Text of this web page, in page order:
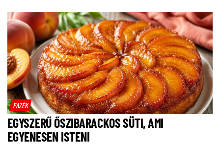
FAZÉK
EGYSZERŰ ŐSZIBARACKOS SÜTI, AMI
EGYENESEN ISTENI